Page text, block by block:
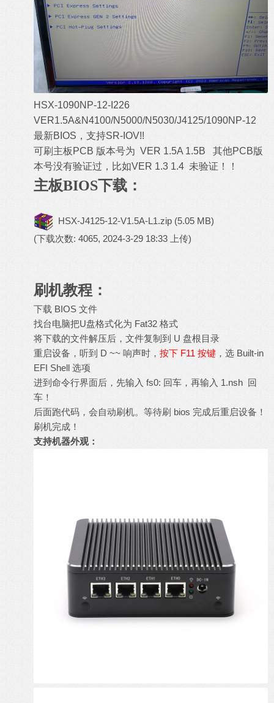
HSX-1090NP-12-I226
VER1.5A&N4100/N5000/N5030/J4125/1090NP-12
最新BIOS，支持SR-IOV!!
可刷主板PCB 版本号为 VER 1.5A 1.5B 其他PCB版
本号没有验证过，比如VER 1.3 1.4 未验证！！
主板BIOS下载：
HSX-J4125-12-V1.5A-L1.zip (5.05 MB)
(下载次数: 4065, 2024-3-29 18:33 上传)
刷机教程：
下载 BIOS 文件
找台电脑把U盘格式化为 Fat32 格式
将下载的文件解压后，文件复制到 U 盘根目录
重启设备，听到 D ~~ 响声时， 按下 F11 按键 ，选 Built-in
EFI Shell 选项
进到命令行界面后，先输入 fs0: 回车，再输入 1.nsh 回
车！
后面跑代码，会自动刷机。等待刷 bios 完成后重启设备！
刷机完成！
支持机器外观：